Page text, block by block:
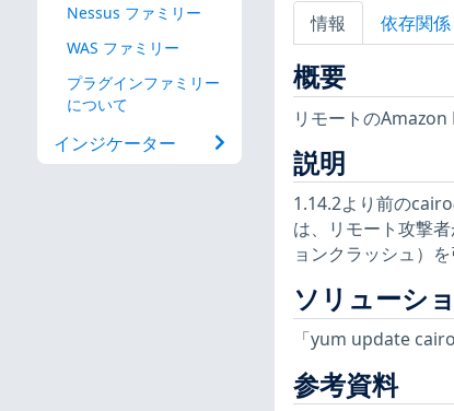
Nessus ファミリー
WAS ファミリー
プラグインファミリー
について
インジケーター
情報 依存関係
概要
リモートのAmazon
説明
1.14.2より前の
は、リモート攻撃
ョンクラッシュ）
ソリューシ
「yum update
参考資料